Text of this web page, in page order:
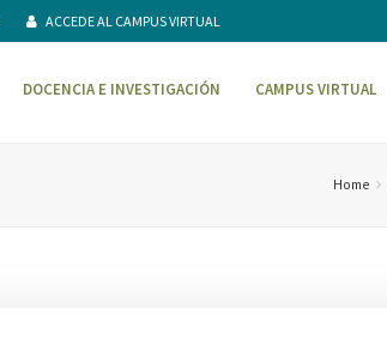
ACCEDE AL CAMPUS VIRTUAL
DOCENCIA E INVESTIGACIÓN CAMPUS VIRTUAL
Home